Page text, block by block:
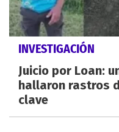
INVESTIGACIÓN
Juicio por Loan:
hallaron rastros
clave